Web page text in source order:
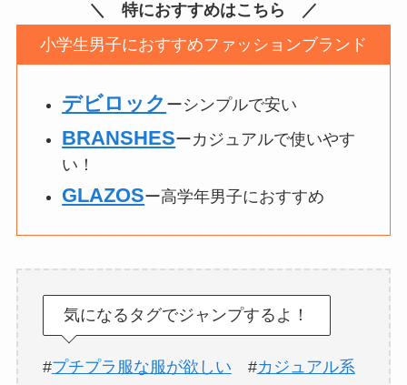
＼ 特におすすめはこちら ／
小学生男子におすすめファッションブランド
デビロック ーシンプルで安い
BRANSHESーカジュアルで使いやす
い！
GLAZOSー高学年男子におすすめ
気になるタグでジャンプするよ！
#プチプラ服な服が欲しい #カジュアル系